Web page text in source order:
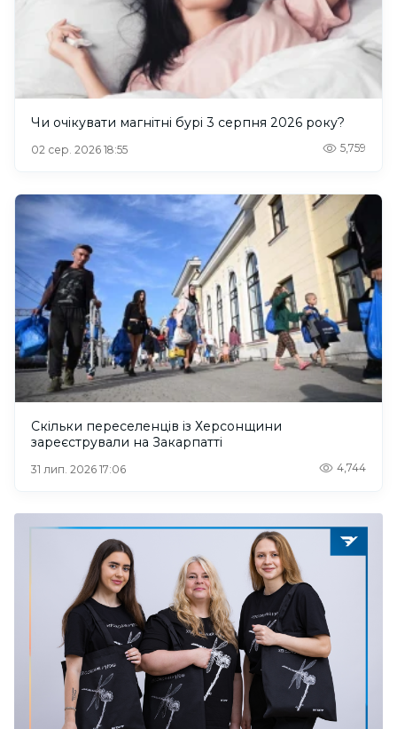
Чи очікувати магнітні бурі 3 серпня 2026 року?
02 сер. 2026 18:55 5,759
Скільки переселенців із Херсонщини
зареєстрували на Закарпатті
31 лип. 2026 17:06 4,744